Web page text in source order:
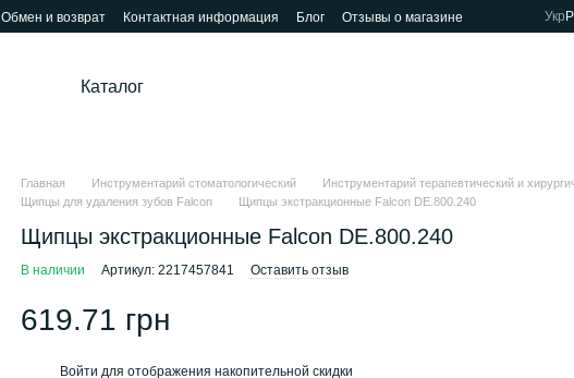
Обмен и возврат Контактная информация Блог Отзывы о магазине Укр
Каталог
Главная Инструментарий стоматологический Инструментарий терапевтический и
Щипцы для удаления зубов Falcon
Щипцы экстракционные Falcon DE.800.240
Щипцы экстракционные Falcon DE.800.240
В наличии Артикул: 2217457841 Оставить отзыв
619.71 грн
Войти для отображения накопительной скидки